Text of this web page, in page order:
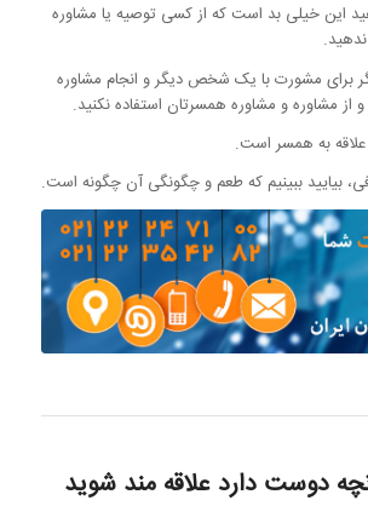
این خیلی بد است که از کسی توصیه یا مشاوره
برای مشورت با یک شخص دیگر و انجام مشاوره
از مشاوره و مشاوره همسرتان استفاده نکنید.
علاقه به همسر است.
بیایید ببینیم که طعم و چگونگی آن چگونه است.
دوست دارد علاقه مند شوید